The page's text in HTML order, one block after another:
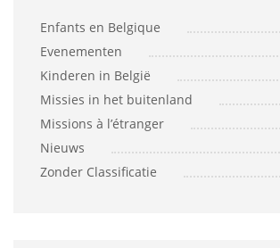
Enfants en Belgique
Evenementen
Kinderen in België
Missies in het buitenland
Missions à l’étranger
Nieuws
Zonder Classificatie